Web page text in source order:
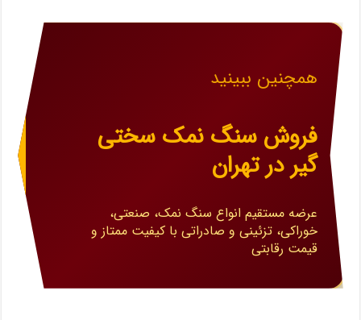
همچنین ببینید
فروش سنگ نمک سختی
گیر در تهران
عرضه مستقیم انواع سنگ نمک، صنعتی،
خوراکی، تزئینی و صادراتی با کیفیت ممتاز و
قیمت رقابتی